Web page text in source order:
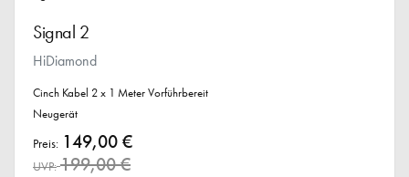
Signal 2
HiDiamond
Cinch Kabel 2 x 1 Meter Vorführbereit
Neugerät
Preis: 149,00 €
UVP: 199,00 €